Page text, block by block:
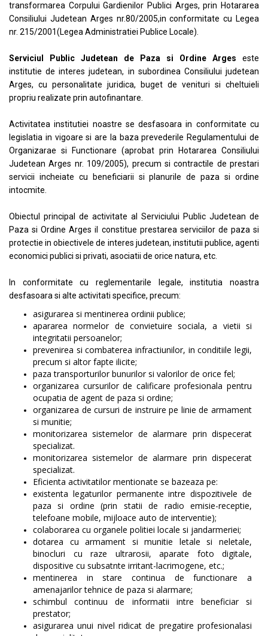
transformarea Corpului Gardienilor Publici Arges, prin Hotararea
Consiliului Judetean Arges nr.80/2005,in conformitate cu Legea
nr. 215/2001(Legea Administratiei Publice Locale).
Serviciul Public Judetean de Paza si Ordine Arges este
institutie de interes judetean, in subordinea Consiliului judetean
Arges, cu personalitate juridica, buget de venituri si cheltuieli
propriu realizate prin autofinantare.
Activitatea institutiei noastre se desfasoara in conformitate cu
legislatia in vigoare si are la baza prevederile Regulamentului de
Organizarae si Functionare (aprobat prin Hotararea Consiliului
Judetean Arges nr. 109/2005), precum si contractile de prestari
servicii incheiate cu beneficiarii si planurile de paza si ordine
intocmite.
Obiectul principal de activitate al Serviciului Public Judetean de
Paza si Ordine Arges il constitue prestarea serviciilor de paza si
protectie in obiectivele de interes judetean, institutii publice, agenti
economici publici si privati, asociatii de orice natura, etc.
In conformitate cu reglementarile legale, institutia noastra
desfasoara si alte activitati specifice, precum:
asigurarea si mentinerea ordinii publice;
apararea normelor de convietuire sociala, a vietii si
integritatii persoanelor;
prevenirea si combaterea infractiunilor, in conditiile legii,
precum si altor fapte ilicite;
paza transporturilor bunurilor si valorilor de orice fel;
organizarea cursurilor de calificare profesionala pentru
ocupatia de agent de paza si ordine;
organizarea de cursuri de instruire pe linie de armament
si munitie;
monitorizarea sistemelor de alarmare prin dispecerat
specializat.
monitorizarea sistemelor de alarmare prin dispecerat
specializat.
Eficienta activitatilor mentionate se bazeaza pe:
existenta legaturilor permanente intre dispozitivele de
paza si ordine (prin statii de radio emisie-receptie,
telefoane mobile, mijloace auto de interventie);
colaborarea cu organele politiei locale si jandarmeriei;
dotarea cu armament si munitie letale si neletale,
binocluri cu raze ultrarosii, aparate foto digitale,
dispositive cu subsatnte irritant-lacrimogene, etc.;
mentinerea in stare continua de functionare a
amenajarilor tehnice de paza si alarmare;
schimbul continuu de informatii intre beneficiar si
prestator;
asigurarea unui nivel ridicat de pregatire profesionalasi